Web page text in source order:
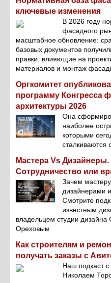
ключевые изменения
В 2026 году
фасадного
масштабное обновление:
базовых документов
правки, влияющие на
материалов и монтаж
Оргкомитет
программу Конгресса
архитектуры 2026
Она
наиболее
которыми
сталкиваются
Мастера Vs Дизайнеры.
Сотрудничество или
Зачем
дизайнерами
Смотрите
известным
владельцем студии дизайна
Ореховым
Как строителям и
получать заказы с
Наш подкаст с
Николаем